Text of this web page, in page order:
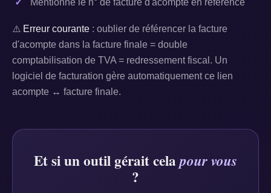
Mentionne le n° de facture d'acompte en référence
⚠️ Erreur courante : oublier de référencer la facture
d'acompte dans la facture finale = double
comptabilisation de TVA = redressement fiscal. Un
logiciel de facturation gère automatiquement ce lien
acompte ↔ facture finale.
Et si un outil gérait celapour vous
?